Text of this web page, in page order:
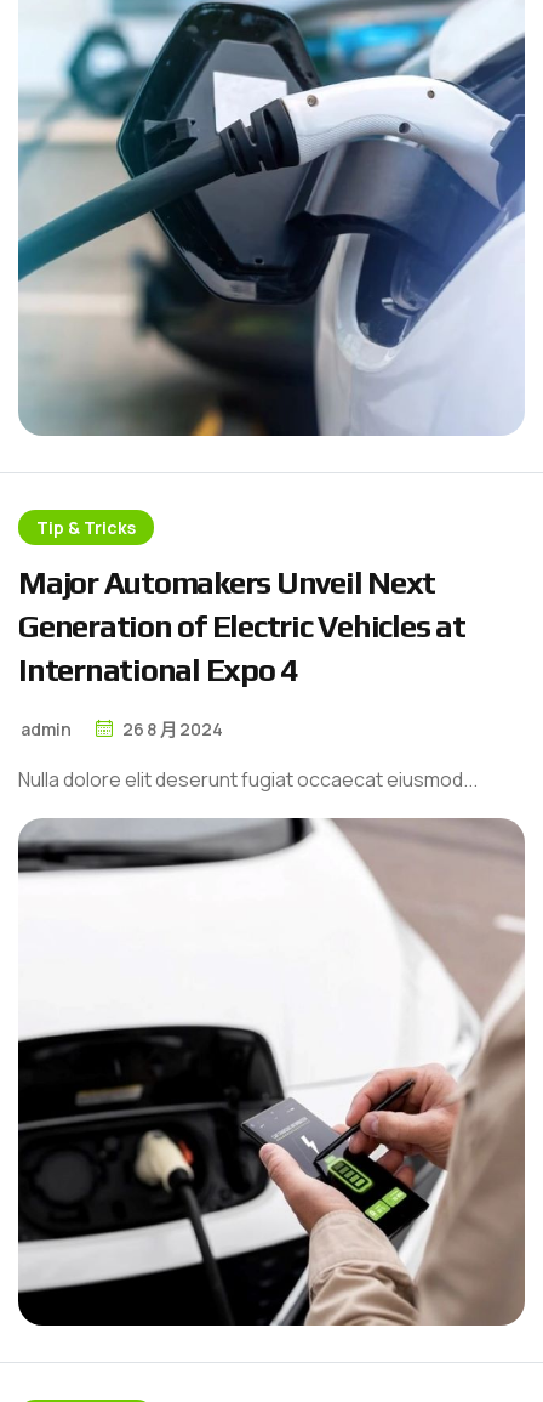
Tip & Tricks
MajorAutomakers Unveil Next
Generation of ElectricVehiclesat
International Expo4
admin 26 8 月 2024
Nulla dolore elit deserunt fugiat occaecat eiusmod...